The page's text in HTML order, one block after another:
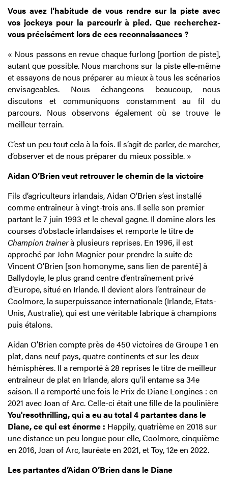
Vous avez l’habitude de vous rendre sur la piste avec
vos jockeys pour la parcourir à pied. Que recherchez-
vous précisément lors de ces reconnaissances ?
« Nous passons en revue chaque furlong [portion de piste],
autant que possible. Nous marchons sur la piste elle-même
et essayons de nous préparer au mieux à tous les scénarios
envisageables. Nous échangeons beaucoup, nous
discutons et communiquons constamment au fil du
parcours. Nous observons également où se trouve le
meilleur terrain.
C’est un peu tout cela à la fois. Il s’agit de parler, de marcher,
d’observer et de nous préparer du mieux possible. »
Aidan O’Brien veut retrouver le chemin de la victoire
Fils d’agriculteurs irlandais, Aidan O’Brien s’est installé
comme entraîneur à vingt-trois ans. Il selle son premier
partant le 7 juin 1993 et le cheval gagne. Il domine alors les
courses d’obstacle irlandaises et remporte le titre de
Champion trainerà plusieurs reprises. En 1996, il est
approché par John Magnier pour prendre la suite de
Vincent O’Brien [son homonyme, sans lien de parenté] à
Ballydoyle, le plus grand centre d’entraînement privé
d’Europe, situé en Irlande. Il devient alors l’entraîneur de
Coolmore, la superpuissance internationale (Irlande, Etats-
Unis, Australie), qui est une véritable fabrique à champions
puis étalons.
Aidan O’Brien compte près de 450 victoires de Groupe 1 en
plat, dans neuf pays, quatre continents et sur les deux
hémisphères. Il a remporté à 28 reprises le titre de meilleur
entraîneur de plat en Irlande, alors qu’il entame sa 34e
saison. Il a remporté une fois le Prix de Diane Longines : en
2021 avec Joan of Arc. Celle-ci était une fille de la poulinière
You'resothrilling, qui a eu au total 4 partantes dans le
Diane, ce qui est énorme : Happily, quatrième en 2018 sur
une distance un peu longue pour elle, Coolmore, cinquième
en 2016, Joan of Arc, lauréate en 2021, et Toy, 12e en 2022.
Les partantes d’Aidan O’Brien dans le Diane